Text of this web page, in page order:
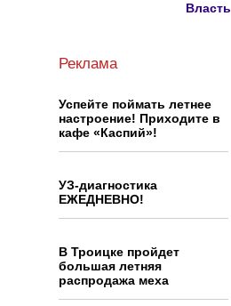
Власть
Реклама
Успейте поймать летнее
настроение! Приходите в
кафе «Каспий»!
УЗ-диагностика
ЕЖЕДНЕВНО!
В Троицке пройдет
большая летняя
распродажа меха